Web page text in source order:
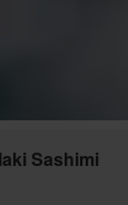
Sashimi